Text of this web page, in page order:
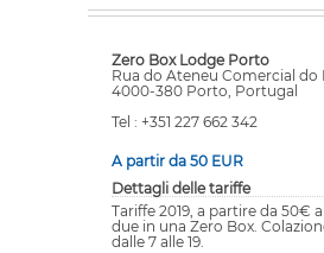
Zero Box Lodge Porto
Rua do Ateneu Comercial do
4000-380 Porto, Portugal
Tel : +351 227 662 342
A partir da 50 EUR
Dettagli delle tariffe
Tariffe 2019, a partire da 50€
due in una Zero Box.
dalle 7 alle 19.